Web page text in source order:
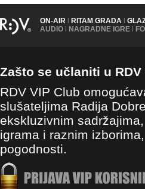
ON-AIR | RITAM GRADA |
AUDIO | NAGRADNE IGRE |
Zašto se učlaniti u RDV
RDV VIP Club
slušateljima Radija
ekskluzivnim
igrama i raznim
pogodnosti.